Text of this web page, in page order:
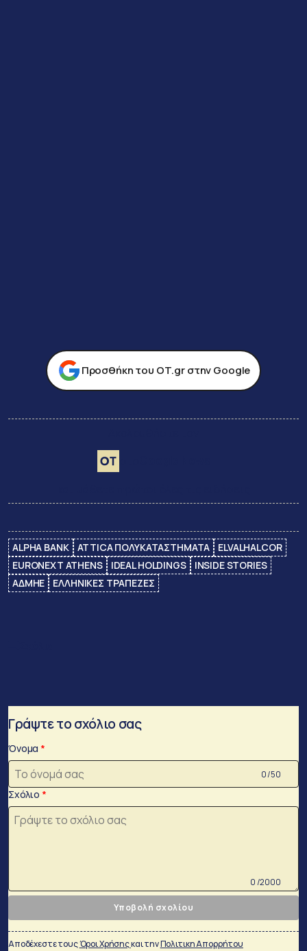
Προσθήκη του ΟΤ.gr στην Google
ALPHA BANK ATTICA ΠΟΛΥΚΑΤΑΣΤΗΜΑΤΑ
ELVALHALCOR
EURONEXT ATHENS
IDEAL HOLDINGS
INSIDE STORIES
ΑΔΜΗΕ
ΕΛΛΗΝΙΚΕΣ ΤΡΑΠΕΖΕΣ
Γράψτε το σχόλιο σας
Όνομα
0 /50
Σχόλιο
0 /2000
Υποβολή σχολίου
Αποδέχεστε τουςΌροι Χρήσηςκαι τηνΠολιτικη Απορρήτου